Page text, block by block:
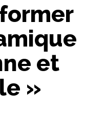
et
»